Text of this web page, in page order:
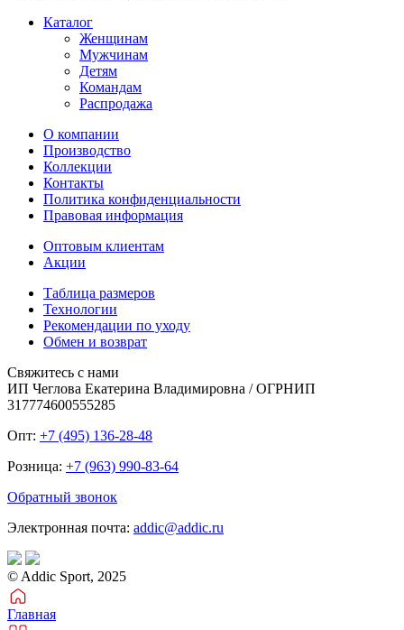
Каталог
Женщинам
Мужчинам
Детям
Командам
Распродажа
О компании
Производство
Коллекции
Контакты
Политика конфиденциальности
Правовая информация
Оптовым клиентам
Акции
Таблица размеров
Технологии
Рекомендации по уходу
Обмен и возврат
Свяжитесь с нами
ИП Чеглова Екатерина Владимировна / ОГРНИП
317774600555285
Опт: +7 (495) 136-28-48
Розница: +7 (963) 990-83-64
Обратный звонок
Электронная почта: addic@addic.ru
© Addic Sport, 2025
Главная